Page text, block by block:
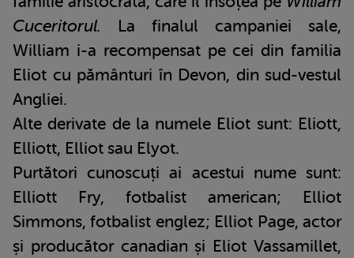
Cuceritorul. La finalul campaniei sale,
William i-a recompensat pe cei din familia
Eliot cu pământuri în Devon, din sud-vestul
Angliei.
Alte derivate de la numele Eliot sunt: Eliott,
Elliott, Elliot sau Elyot.
Purtători cunoscuți ai acestui nume sunt:
Elliott Fry, fotbalist american; Elliot
Simmons, fotbalist englez; Elliot Page, actor
și producător canadian și Eliot Vassamillet,